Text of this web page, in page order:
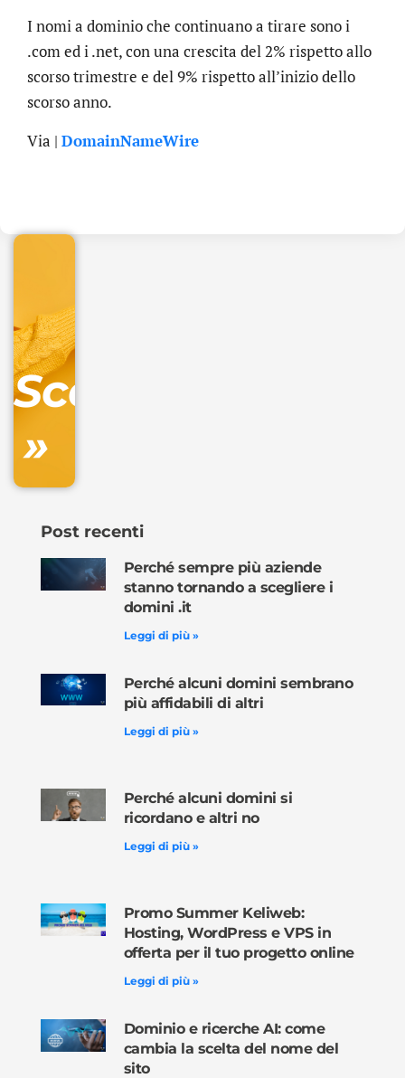
I nomi a dominio che continuano a tirare sono i
.com ed i .net, con una crescita del 2% rispetto allo
scorso trimestre e del 9% rispetto all’inizio dello
scorso anno.
Via | DomainNameWire
Scopri
»
Post recenti
Perché sempre più aziende
stanno tornando a scegliere i
domini .it
Leggi di più »
Perché alcuni domini sembrano
più affidabili di altri
Leggi di più »
Perché alcuni domini si
ricordano e altri no
Leggi di più »
Promo Summer Keliweb:
Hosting, WordPress e VPS in
offerta per il tuo progetto online
Leggi di più »
Dominio e ricerche AI: come
cambia la scelta del nome del
sito